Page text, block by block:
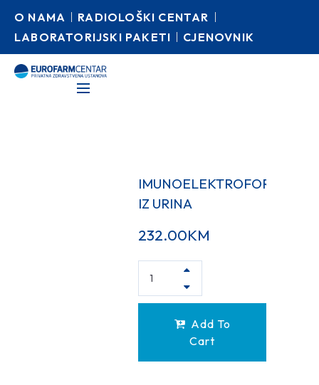
O NAMA
RADIOLOŠKI CENTAR
LABORATORIJSKI PAKETI
CJENOVNIK
IMUNOELEKTROFOREZA
IZ URINA
232.00KM
Add To
Cart